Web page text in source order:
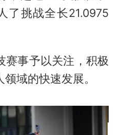
了挑战全长21.0975
赛事予以关注，积极
域的快速发展。‌‌‌‌